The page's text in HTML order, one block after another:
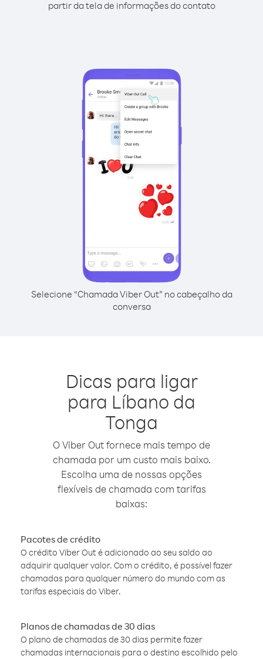
partir da tela de informações do contato
Selecione “Chamada Viber Out” no cabeçalho da
conversa
Dicas para ligar
para Líbano da
Tonga
O Viber Out fornece mais tempo de
chamada por um custo mais baixo.
Escolha uma de nossas opções
flexíveis de chamada com tarifas
baixas:
Pacotes de crédito
O crédito Viber Out é adicionado ao seu saldo ao
adquirir qualquer valor. Com o crédito, é possível fazer
chamadas para qualquer número do mundo com as
tarifas especiais do Viber.
Planos de chamadas de 30 dias
O plano de chamadas de 30 dias permite fazer
chamadas internacionais para o destino escolhido pelo